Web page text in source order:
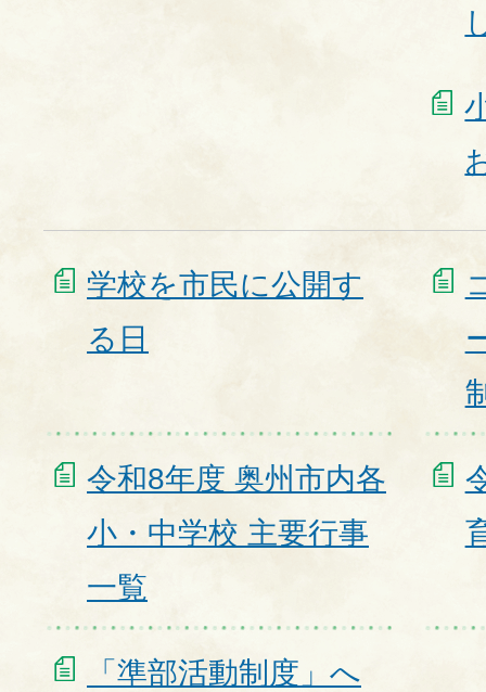
学校を市民に公開す
る日
令和8年度 奥州市内各
小・中学校 主要行事
一覧
「準部活動制度」へ